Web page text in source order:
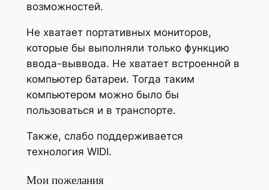
возможностей.
Не хватает портативных мониторов,
которые бы выполняли только функцию
ввода-выввода. Не хватает встроенной в
компьютер батареи. Тогда таким
компьютером можно было бы
пользоваться и в транспорте.
Также, слабо поддерживается
технология WIDI.
Мои пожелания